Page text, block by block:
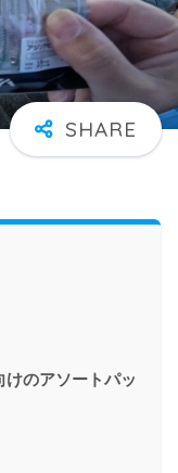
けのアソートパッ